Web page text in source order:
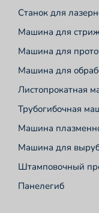
Станок для
Машина для
Машина для
Машина для
Листопрокатная
Трубогибочная
Машина
Машина для
Штамповочный
Панелегиб